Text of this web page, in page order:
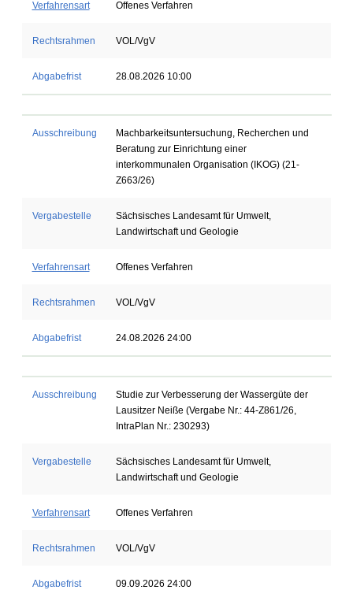
Verfahrensart Offenes Verfahren
Rechtsrahmen VOL/VgV
Abgabefrist 28.08.2026 10:00
Ausschreibung
Machbarkeitsuntersuchung, Recherchen und
Beratung zur Einrichtung einer
interkommunalen Organisation (IKOG) (21-
Z663/26)
Vergabestelle
Sächsisches Landesamt für Umwelt,
Landwirtschaft und Geologie
Verfahrensart Offenes Verfahren
Rechtsrahmen VOL/VgV
Abgabefrist 24.08.2026 24:00
Ausschreibung
Studie zur Verbesserung der Wassergüte der
Lausitzer Neiße (Vergabe Nr.: 44-Z861/26,
IntraPlan Nr.: 230293)
Vergabestelle
Sächsisches Landesamt für Umwelt,
Landwirtschaft und Geologie
Verfahrensart Offenes Verfahren
Rechtsrahmen VOL/VgV
Abgabefrist 09.09.2026 24:00